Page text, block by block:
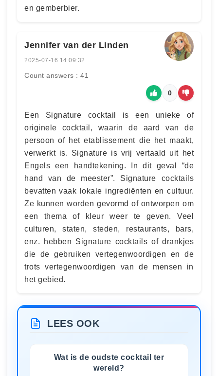
en gemberbier.
Jennifer van der Linden
2025-07-16 14:09:32
Count answers : 41
0
Een Signature cocktail is een unieke of
originele cocktail, waarin de aard van de
persoon of het etablissement die het maakt,
verwerkt is. Signature is vrij vertaald uit het
Engels een handtekening. In dit geval “de
hand van de meester”. Signature cocktails
bevatten vaak lokale ingrediënten en cultuur.
Ze kunnen worden gevormd of ontworpen om
een ​​thema of kleur weer te geven. Veel
culturen, staten, steden, restaurants, bars,
enz. hebben Signature cocktails of drankjes
die de gebruiken vertegenwoordigen en de
trots vertegenwoordigen van de mensen in
het gebied.
LEES OOK
Wat is de oudste cocktail ter
wereld?